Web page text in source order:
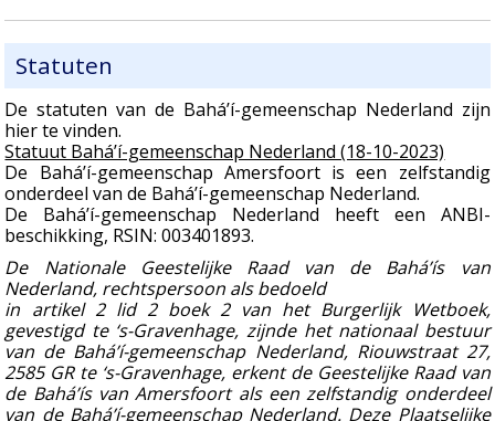
Statuten
De statuten van de Bahá’í-gemeenschap Nederland zijn
hier te vinden.
Statuut Bahá’í-gemeenschap Nederland (18-10-2023)
De Bahá’í-gemeenschap Amersfoort is een zelfstandig
onderdeel van de Bahá’í-gemeenschap Nederland.
De Bahá’í-gemeenschap Nederland heeft een ANBI-
beschikking, RSIN: 003401893.
De Nationale Geestelijke Raad van de Bahá’ís van
Nederland, rechtspersoon als bedoeld
in artikel 2 lid 2 boek 2 van het Burgerlijk Wetboek,
gevestigd te ‘s-Gravenhage, zijnde het nationaal bestuur
van de Bahá’í-gemeenschap Nederland, Riouwstraat 27,
2585 GR te ‘s-Gravenhage, erkent de Geestelijke Raad van
de Bahá’ís van Amersfoort als een zelfstandig onderdeel
van de Bahá’í-gemeenschap Nederland. Deze Plaatselijke